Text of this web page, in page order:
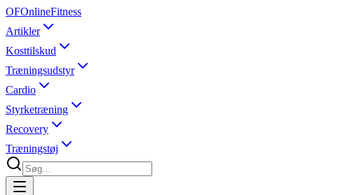
OFOnlineFitness
Artikler
Kosttilskud
Træningsudstyr
Cardio
Styrketræning
Recovery
Træningstøj